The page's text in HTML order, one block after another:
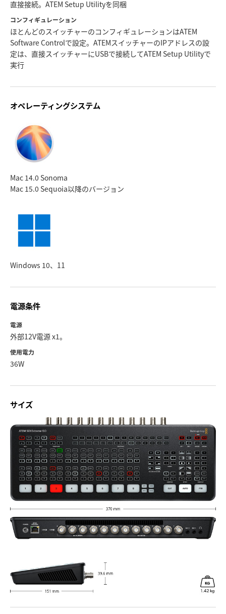
直接接続。ATEM Setup Utilityを同梱
コンフィギュレーション
ほとんどのスイッチャーのコンフィギュレーションはATEM
Software Controlで設定。ATEMスイッチャーのIPアドレスの設
定は、直接スイッチャーにUSBで接続してATEM Setup Utilityで
実行
オペレーティングシステム
Mac 14.0 Sonoma
Mac 15.0 Sequoia以降のバージョン
Windows 10、11
電源条件
電源
外部12V電源 x1。
使用電力
36W
サイズ